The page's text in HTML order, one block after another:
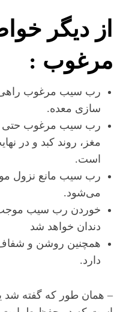
از دیگر
مرغوب :
رب سیب مرغوب راهی
سازی معده.
رب سیب مرغوب حتی
مغز، روند کبد و در
است.
رب سیب مانع نزول
می‌شود.
خوردن رب سیب
دندان خواهد شد
همچنین روشن و
دارد.
– همان طور که گفته